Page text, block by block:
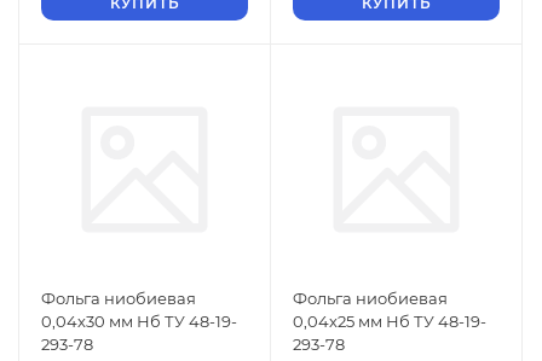
Фольга ниобиевая
0,04х30 мм Нб ТУ 48-19-
293-78
Фольга ниобиевая
0,04х25 мм Нб ТУ 48-19-
293-78